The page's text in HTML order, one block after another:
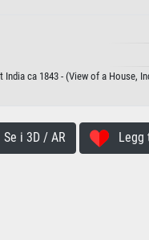
ca 1843 - (View of a House,
Se i 3D / AR Legg